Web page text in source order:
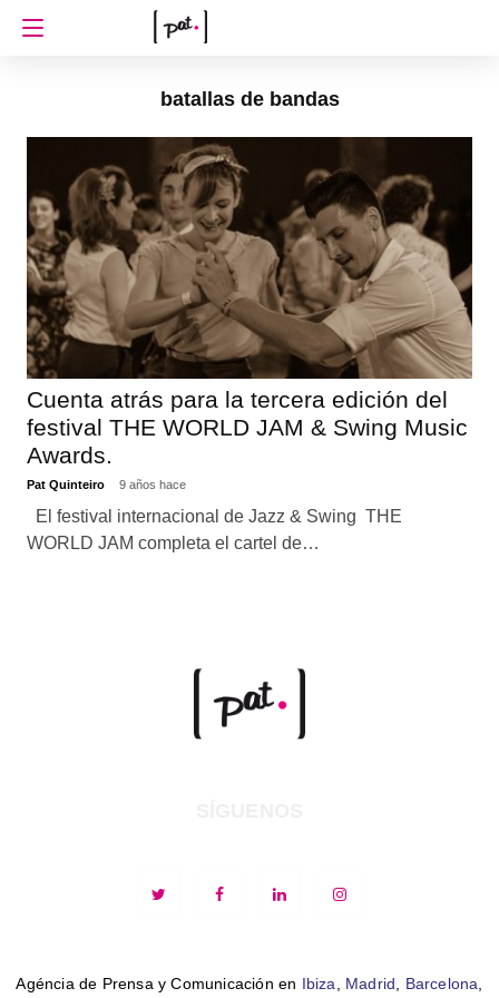
batallas de bandas
Cuenta atrás para la tercera edición del
festival THE WORLD JAM & Swing Music
Awards.
Pat Quinteiro 9 años hace
El festival internacional de Jazz & Swing THE
WORLD JAM completa el cartel de…
Agéncia de Prensa y Comunicación en Ibiza, Madrid, Barcelona,